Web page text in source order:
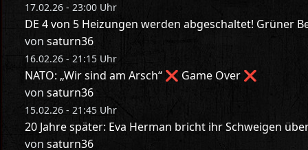
17.02.26 - 23:00 Uhr
DE 4 von 5 Heizungen werden abgeschaltet! Grüner
von saturn36
16.02.26 - 21:15 Uhr
NATO: „Wir sind am Arsch“ ❌ Game Over ❌
von saturn36
15.02.26 - 21:45 Uhr
20 Jahre später: Eva Herman bricht ihr Schweigen
von saturn36